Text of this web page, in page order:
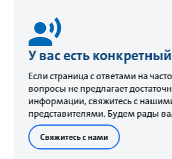
У вас есть
Если страница с ответами на
вопросы не предлагает
информации, свяжитесь с
представителями. Будем рады
Свяжитесь с нами